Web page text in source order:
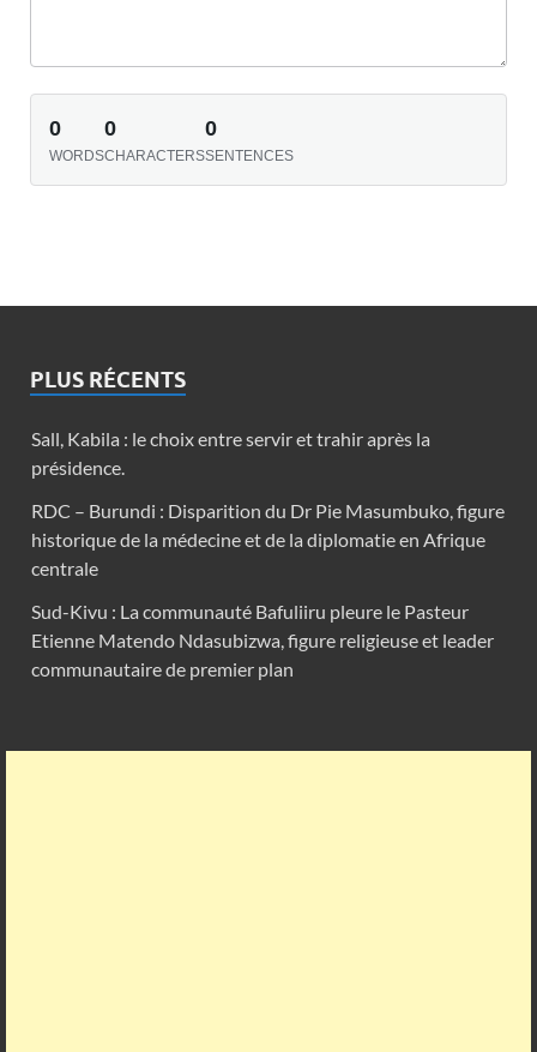
0
WORDS
0
CHARACTERS
0
SENTENCES
PLUS RÉCENTS
Sall, Kabila : le choix entre servir et trahir après la
présidence.
RDC – Burundi : Disparition du Dr Pie Masumbuko, figure
historique de la médecine et de la diplomatie en Afrique
centrale
Sud-Kivu : La communauté Bafuliiru pleure le Pasteur
Etienne Matendo Ndasubizwa, figure religieuse et leader
communautaire de premier plan